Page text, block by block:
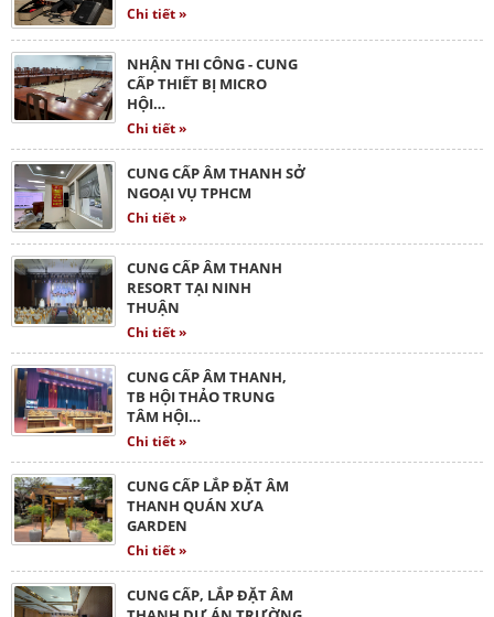
Chi tiết »
NHẬN THI CÔNG - CUNG
CẤP THIẾT BỊ MICRO
HỘI…
Chi tiết »
CUNG CẤP ÂM THANH SỞ
NGOẠI VỤ TPHCM
Chi tiết »
CUNG CẤP ÂM THANH
RESORT TẠI NINH
THUẬN
Chi tiết »
CUNG CẤP ÂM THANH,
TB HỘI THẢO TRUNG
TÂM HỘI…
Chi tiết »
CUNG CẤP LẮP ĐẶT ÂM
THANH QUÁN XƯA
GARDEN
Chi tiết »
CUNG CẤP, LẮP ĐẶT ÂM